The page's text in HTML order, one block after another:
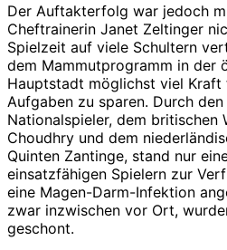
Der Auftakterfolg war jedoch
Cheftrainerin Janet Zeltinger
Spielzeit auf viele Schultern
dem Mammutprogramm in der
Hauptstadt möglichst viel Kraft
Aufgaben zu sparen. Durch
Nationalspieler, dem britischen
Choudhry und dem
Quinten Zantinge, stand nur
einsatzfähigen Spielern zur
eine Magen-Darm-Infektion
zwar inzwischen vor Ort,
geschont.